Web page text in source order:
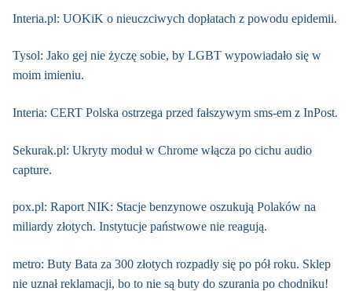
Interia.pl: UOKiK o nieuczciwych dopłatach z powodu epidemii.
Tysol: Jako gej nie życzę sobie, by LGBT wypowiadało się w
moim imieniu.
Interia: CERT Polska ostrzega przed fałszywym sms-em z InPost.
Sekurak.pl: Ukryty moduł w Chrome włącza po cichu audio
capture.
pox.pl: Raport NIK: Stacje benzynowe oszukują Polaków na
miliardy złotych. Instytucje państwowe nie reagują.
metro: Buty Bata za 300 złotych rozpadły się po pół roku. Sklep
nie uznał reklamacji, bo to nie są buty do szurania po chodniku!